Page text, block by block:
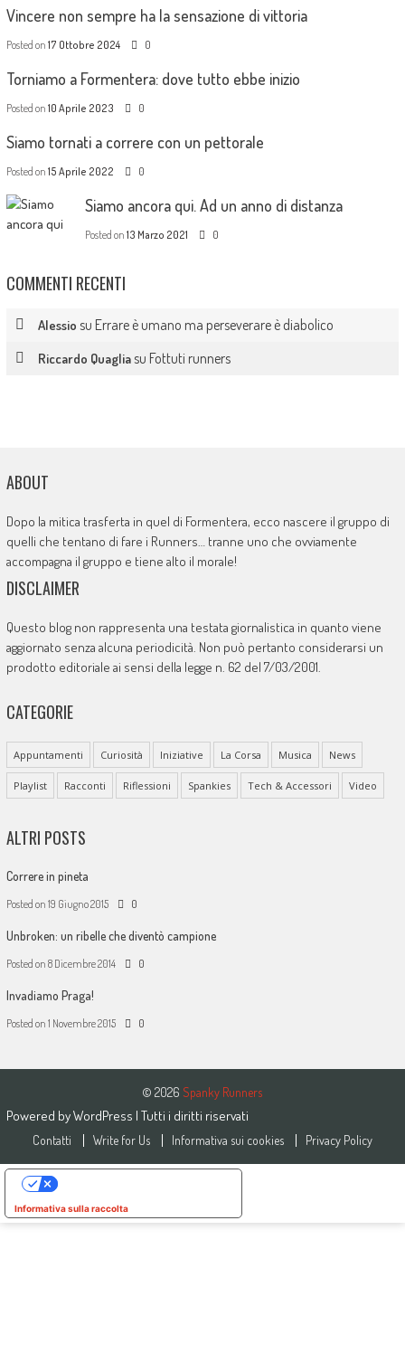
Vincere non sempre ha la sensazione di vittoria
Posted on 17 Ottobre 2024 0
Torniamo a Formentera: dove tutto ebbe inizio
Posted on 10 Aprile 2023 0
Siamo tornati a correre con un pettorale
Posted on 15 Aprile 2022 0
Siamo ancora qui. Ad un anno di distanza
Posted on 13 Marzo 2021 0
COMMENTI RECENTI
Alessio su Errare è umano ma perseverare è diabolico
Riccardo Quagliasu Fottuti runners
ABOUT
Dopo la mitica trasferta in quel di Formentera, ecco nascere il gruppo di
quelli che tentano di fare i Runners… tranne uno che ovviamente
accompagna il gruppo e tiene alto il morale!
DISCLAIMER
Questo blog non rappresenta una testata giornalistica in quanto viene
aggiornato senza alcuna periodicità. Non può pertanto considerarsi un
prodotto editoriale ai sensi della legge n. 62 del 7/03/2001.
CATEGORIE
Appuntamenti Curiosità Iniziative La Corsa Musica News
Playlist Racconti Riflessioni Spankies Tech & Accessori Video
ALTRI POSTS
Correre in pineta
Posted on 19 Giugno 2015 0
Unbroken: un ribelle che diventò campione
Posted on 8 Dicembre 2014 0
Invadiamo Praga!
Posted on 1 Novembre 2015 0
© 2026 Spanky Runners
Powered byWordPress | Tutti i diritti riservati
Contatti Write for Us Informativa sui cookies Privacy Policy
Informativa sulla raccolta